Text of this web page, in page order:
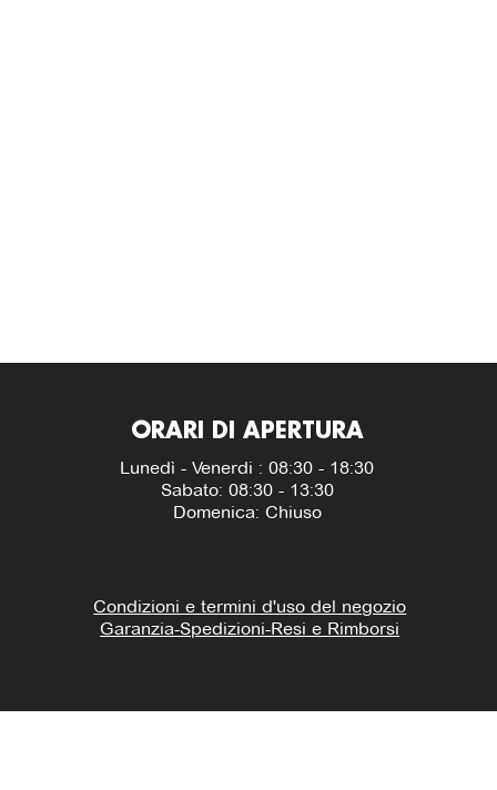
ORARI DI APERTURA
Lunedì - Venerdi : 08:30 - 18:30
Sabato: 08:30 - 13:30
Domenica: Chiuso
Condizioni e termini d'uso del negozio
Garanzia-Spedizioni-Resi e Rimborsi